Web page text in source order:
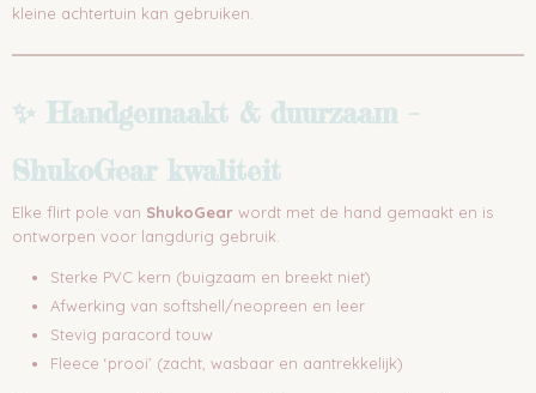
kleine achtertuin kan gebruiken.
✨ Handgemaakt & duurzaam –
ShukoGear kwaliteit
Elke flirt pole van ShukoGear wordt met de hand gemaakt en is
ontworpen voor langdurig gebruik.
Sterke PVC kern (buigzaam en breekt niet)
Afwerking van softshell/neopreen en leer
Stevig paracord touw
Fleece ‘prooi’ (zacht, wasbaar en aantrekkelijk)